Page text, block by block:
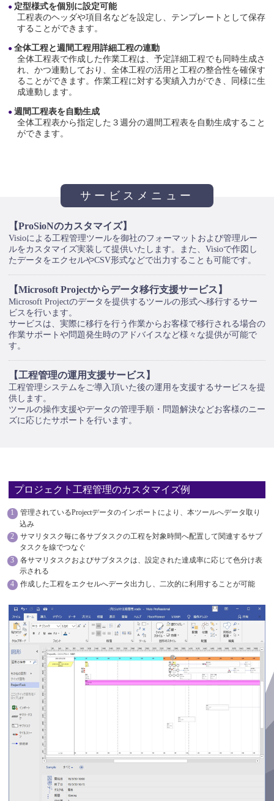
定型様式を個別に設定可能
工程表のヘッダや項目名などを設定し、テンプレートとして保存
することができます。
全体工程と週間工程用詳細工程の連動
全体工程表で作成した作業工程は、予定詳細工程でも同時生成さ
れ、かつ連動しており、全体工程の活用と工程の整合性を確保す
ることができます。作業工程に対する実績入力ができ、同様に生
成連動します。
週間工程表を自動生成
全体工程表から指定した３週分の週間工程表を自動生成すること
ができます。
サービスメニュー
【ProSioNのカスタマイズ】
Visioによる工程管理ツールを御社のフォーマットおよび管理ルー
ルをカスタマイズ実装して提供いたします。また、Visioで作図し
たデータをエクセルやCSV形式などで出力することも可能です。
【Microsoft Projectからデータ移行支援サービス】
Microsoft Projectのデータを提供するツールの形式へ移行するサー
ビスを行います。
サービスは、実際に移行を行う作業からお客様で移行される場合の
作業サポートや問題発生時のアドバイスなど様々な提供が可能で
す。
【工程管理の運用支援サービス】
工程管理システムをご導入頂いた後の運用を支援するサービスを提
供します。
ツールの操作支援やデータの管理手順・問題解決などお客様のニー
ズに応じたサポートを行います。
プロジェクト工程管理のカスタマイズ例
管理されているProjectデータのインポートにより、本ツールへデータ取り
込み
サマリタスク毎に各サブタスクの工程を対象時間へ配置して関連するサブ
タスクを線でつなぐ
各サマリタスクおよびサブタスクは、設定された達成率に応じて色分け表
示される
作成した工程をエクセルへデータ出力し、二次的に利用することが可能